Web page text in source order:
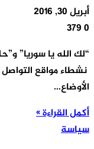
أبريل 30, 2016
0
“لك الله يا سوريا”
نشطاء مواقع
الأوضاع…
أكمل القراءة »
سياسة